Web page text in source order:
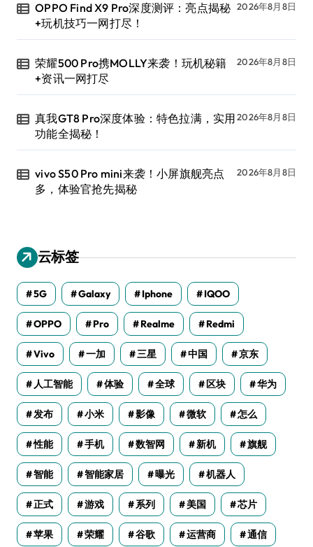
OPPO Find X9 Pro深度测评：亮点揭秘
+玩机技巧一网打尽！
2026年8月8日
荣耀500 Pro携MOLLY来袭！玩机秘籍
+资讯一网打尽
2026年8月8日
真我GT8 Pro深度体验：特色拉满，实用
功能全揭秘！
2026年8月8日
vivo S50 Pro mini来袭！小屏旗舰亮点
多，体验官抢先揭秘
2026年8月8日
云标签
5G Galaxy Iphone IQOO
OPPO Pro Realme Redmi
Vivo 一加 三星 中国 京东
人工智能 体验 全球 区块 华为
发布 小米 影像 微软 怎么
性能 手机 数智网 新机 旗舰
智能 智能家居 曝光 机器人
正式 游戏 系列 美国 芯片
苹果 荣耀 谷歌 运营商 通信